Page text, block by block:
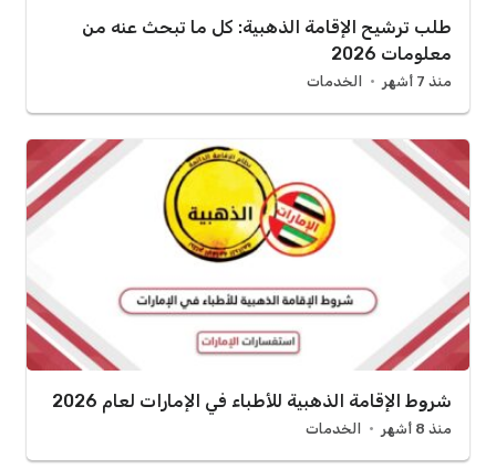
طلب ترشيح الإقامة الذهبية: كل ما تبحث عنه من
معلومات 2026
منذ 7 أشهر الخدمات
شروط الإقامة الذهبية للأطباء في الإمارات لعام 2026
منذ 8 أشهر الخدمات